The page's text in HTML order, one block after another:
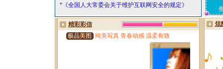
*《全国人大常委会关于维护互联网安全的规定》